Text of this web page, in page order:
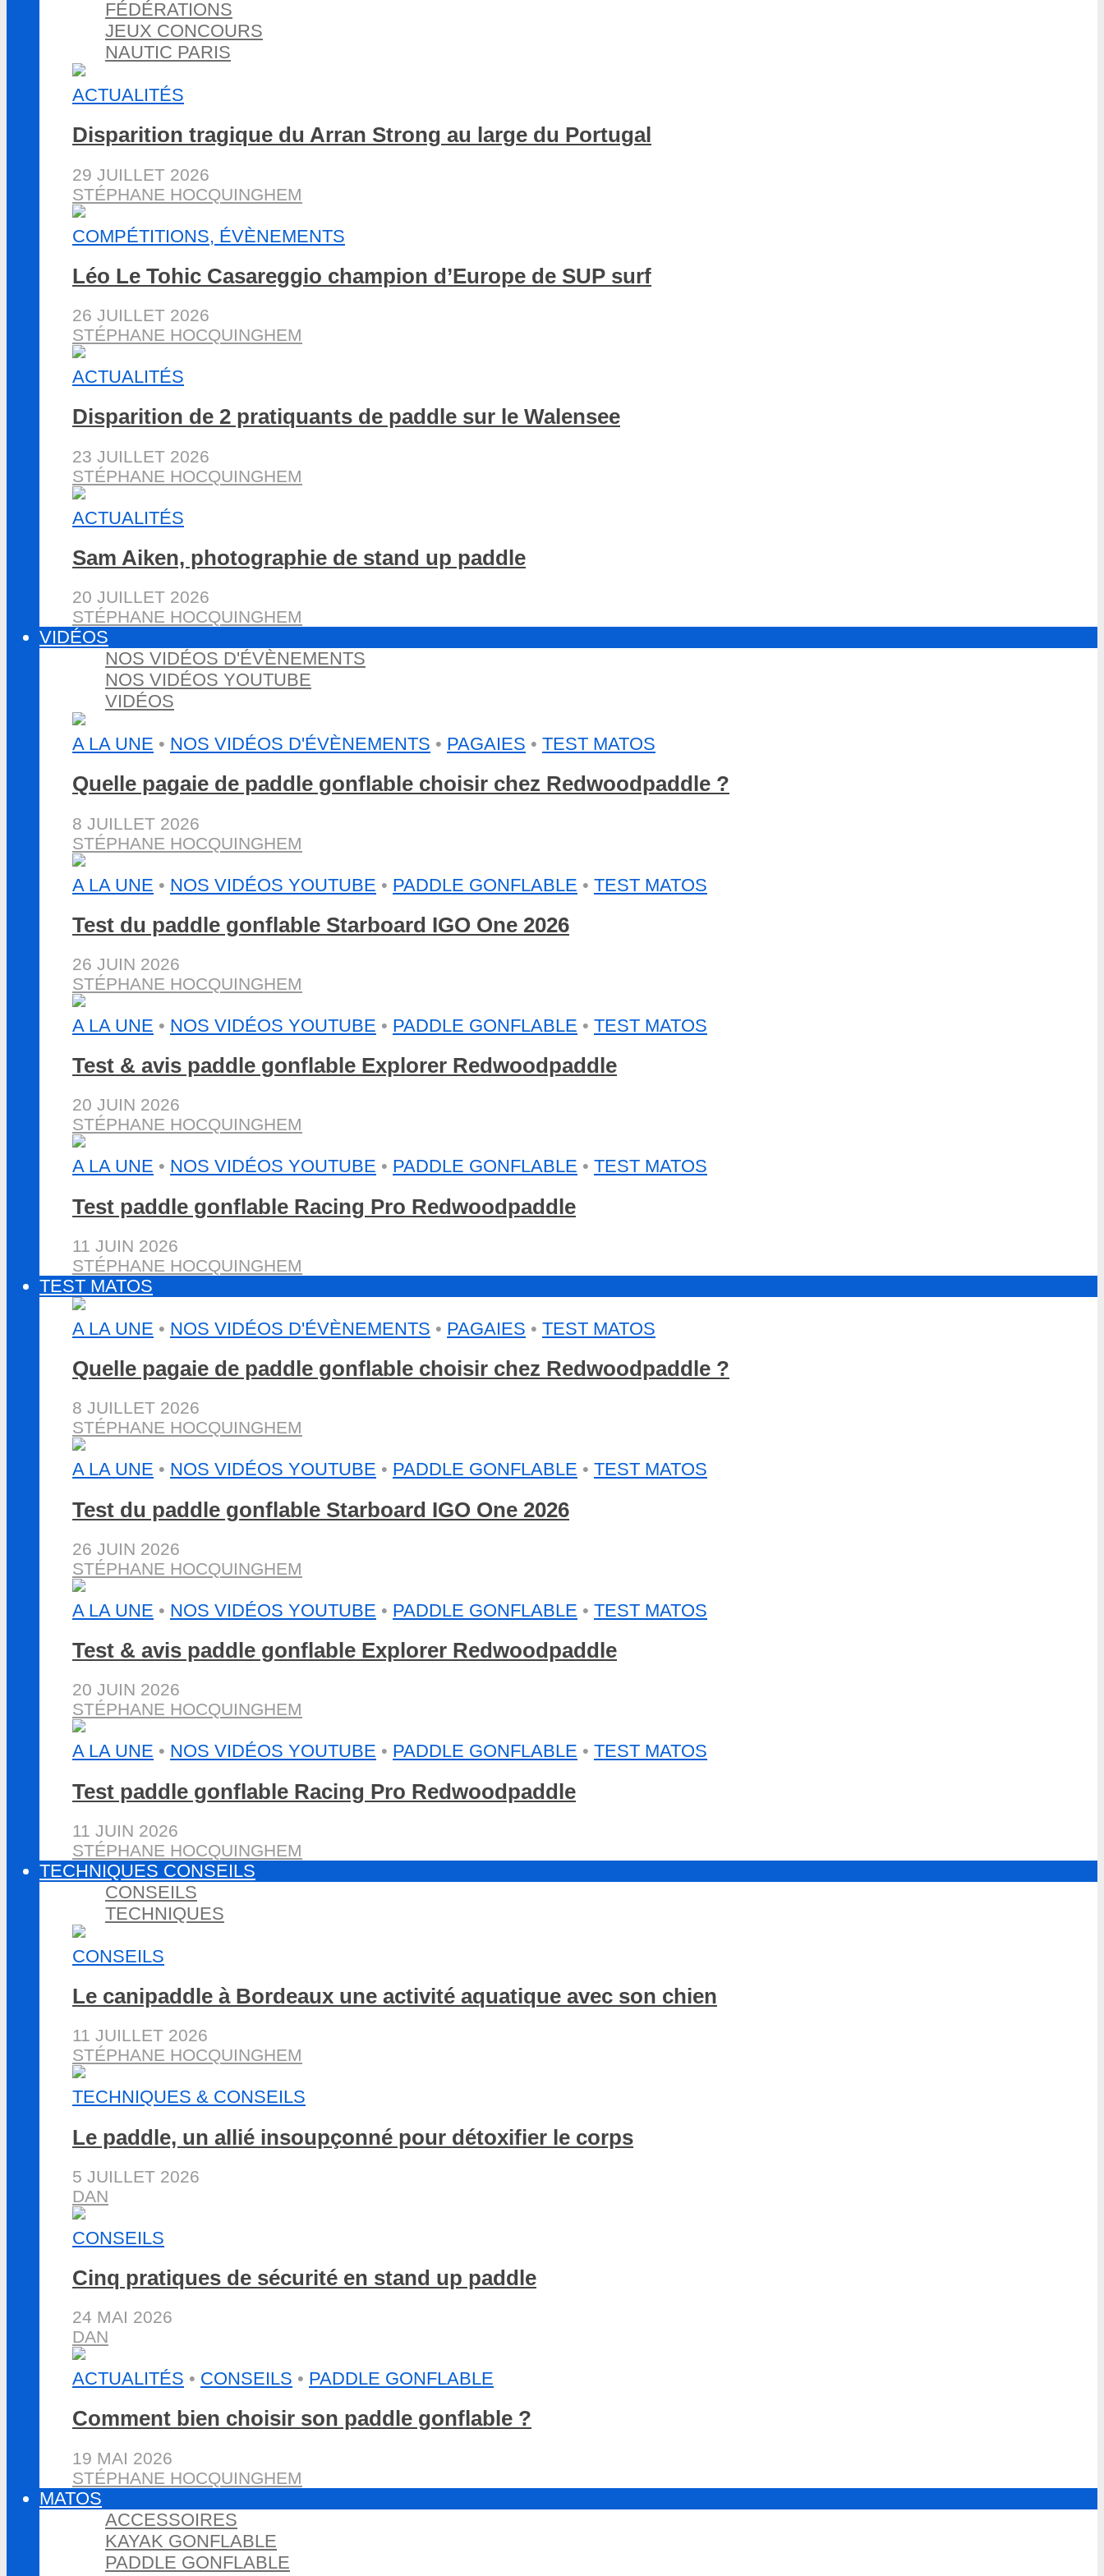
FÉDÉRATIONS
JEUX CONCOURS
NAUTIC PARIS
ACTUALITÉS
Disparition tragique du Arran Strong au large du Portugal
29 JUILLET 2026
STÉPHANE HOCQUINGHEM
COMPÉTITIONS, ÉVÈNEMENTS
Léo Le Tohic Casareggio champion d’Europe de SUP surf
26 JUILLET 2026
STÉPHANE HOCQUINGHEM
ACTUALITÉS
Disparition de 2 pratiquants de paddle sur le Walensee
23 JUILLET 2026
STÉPHANE HOCQUINGHEM
ACTUALITÉS
Sam Aiken, photographie de stand up paddle
20 JUILLET 2026
STÉPHANE HOCQUINGHEM
VIDÉOS
NOS VIDÉOS D'ÉVÈNEMENTS
NOS VIDÉOS YOUTUBE
VIDÉOS
A LA UNE • NOS VIDÉOS D'ÉVÈNEMENTS • PAGAIES • TEST MATOS
Quelle pagaie de paddle gonflable choisir chez Redwoodpaddle ?
8 JUILLET 2026
STÉPHANE HOCQUINGHEM
A LA UNE • NOS VIDÉOS YOUTUBE • PADDLE GONFLABLE • TEST MATOS
Test du paddle gonflable Starboard IGO One 2026
26 JUIN 2026
STÉPHANE HOCQUINGHEM
A LA UNE • NOS VIDÉOS YOUTUBE • PADDLE GONFLABLE • TEST MATOS
Test & avis paddle gonflable Explorer Redwoodpaddle
20 JUIN 2026
STÉPHANE HOCQUINGHEM
A LA UNE • NOS VIDÉOS YOUTUBE • PADDLE GONFLABLE • TEST MATOS
Test paddle gonflable Racing Pro Redwoodpaddle
11 JUIN 2026
STÉPHANE HOCQUINGHEM
TEST MATOS
A LA UNE • NOS VIDÉOS D'ÉVÈNEMENTS • PAGAIES • TEST MATOS
Quelle pagaie de paddle gonflable choisir chez Redwoodpaddle ?
8 JUILLET 2026
STÉPHANE HOCQUINGHEM
A LA UNE • NOS VIDÉOS YOUTUBE • PADDLE GONFLABLE • TEST MATOS
Test du paddle gonflable Starboard IGO One 2026
26 JUIN 2026
STÉPHANE HOCQUINGHEM
A LA UNE • NOS VIDÉOS YOUTUBE • PADDLE GONFLABLE • TEST MATOS
Test & avis paddle gonflable Explorer Redwoodpaddle
20 JUIN 2026
STÉPHANE HOCQUINGHEM
A LA UNE • NOS VIDÉOS YOUTUBE • PADDLE GONFLABLE • TEST MATOS
Test paddle gonflable Racing Pro Redwoodpaddle
11 JUIN 2026
STÉPHANE HOCQUINGHEM
TECHNIQUES CONSEILS
CONSEILS
TECHNIQUES
CONSEILS
Le canipaddle à Bordeaux une activité aquatique avec son chien
11 JUILLET 2026
STÉPHANE HOCQUINGHEM
TECHNIQUES & CONSEILS
Le paddle, un allié insoupçonné pour détoxifier le corps
5 JUILLET 2026
DAN
CONSEILS
Cinq pratiques de sécurité en stand up paddle
24 MAI 2026
DAN
ACTUALITÉS • CONSEILS • PADDLE GONFLABLE
Comment bien choisir son paddle gonflable ?
19 MAI 2026
STÉPHANE HOCQUINGHEM
MATOS
ACCESSOIRES
KAYAK GONFLABLE
PADDLE GONFLABLE